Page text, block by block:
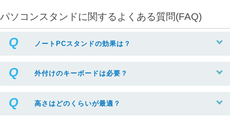
パソコンスタンドに関するよくある質問(FAQ)
ノートPCスタンドの効果は？
外付けのキーボードは必要？
高さはどのくらいが最適？